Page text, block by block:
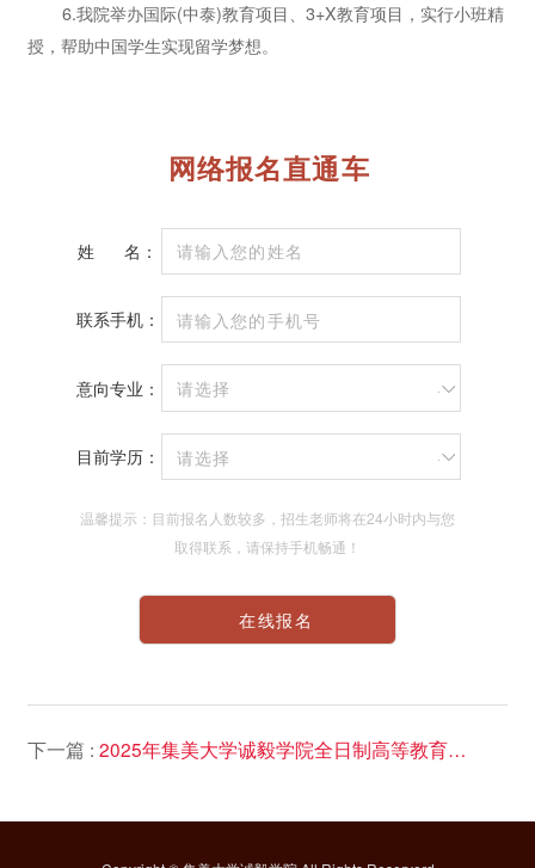
6.我院举办国际(中泰)教育项目、3+X教育项目，实行小班精
授，帮助中国学生实现留学梦想。
网络报名直通车
姓 名：
联系手机：
意向专业： 请选择
目前学历： 请选择
温馨提示：目前报名人数较多，招生老师将在24小时内与您
取得联系，请保持手机畅通！
下一篇 : 2025年集美大学诚毅学院全日制高等教育自考体制改革试点专业本科班招生简章